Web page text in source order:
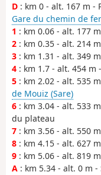
D : km 0 - alt. 167 m -
Gare du chemin de
1 : km 0.06 - alt. 177
2 : km 0.35 - alt. 214
3 : km 1.31 - alt. 349
4 : km 1.7 - alt. 454 m
5 : km 2.02 - alt. 535
de Mouiz (Sare)
6 : km 3.04 - alt. 533
du plateau
7 : km 3.56 - alt. 550
8 : km 4.15 - alt. 627
9 : km 5.06 - alt. 819
A : km 5.34 - alt. 0 m -